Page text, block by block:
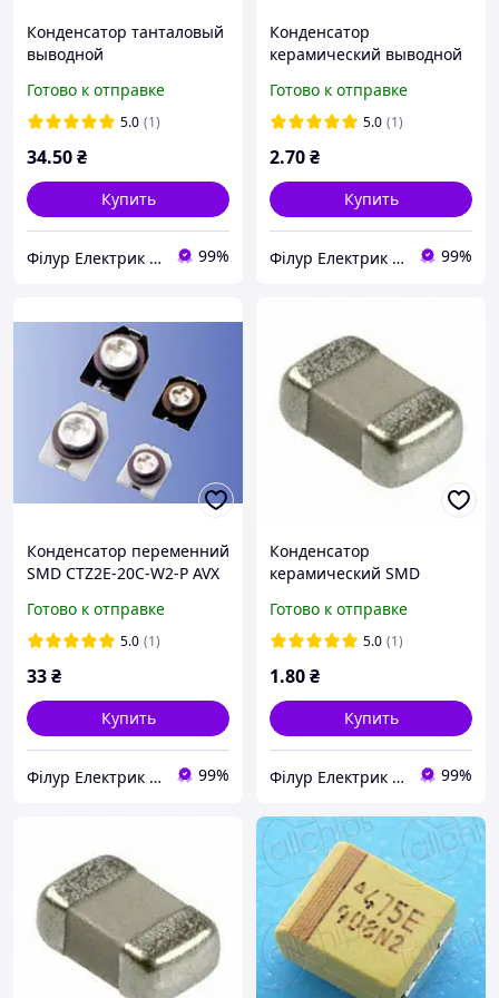
Конденсатор танталовый
выводной
Готово к отправке
5.0 (1)
34.50₴
Купить
Філур Електрик ЛТД 99%
Конденсатор
керамический выводной
Готово к отправке
5.0 (1)
2.70₴
Купить
Філур Електрик ЛТД 99%
Конденсатор переменний
SMD CTZ2E-20С-W2-P AVX
Готово к отправке
5.0 (1)
33₴
Купить
Філур Електрик ЛТД 99%
Конденсатор
керамический SMD
Готово к отправке
5.0 (1)
1.80₴
Купить
Філур Електрик ЛТД 99%